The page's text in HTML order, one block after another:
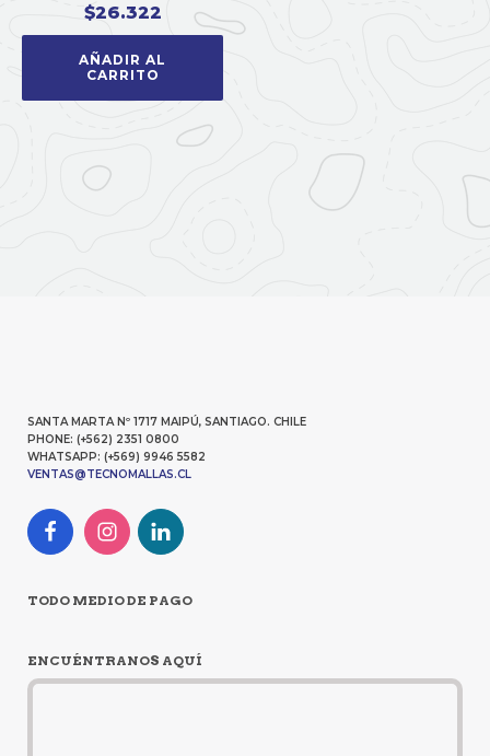
$26.322
AÑADIR AL
CARRITO
SANTA MARTA Nº 1717 MAIPÚ, SANTIAGO. CHILE
PHONE: (+562) 2351 0800
WHATSAPP: (+569) 9946 5582
VENTAS@TECNOMALLAS.CL
TODO MEDIO DE PAGO
ENCUÉNTRANOS AQUÍ